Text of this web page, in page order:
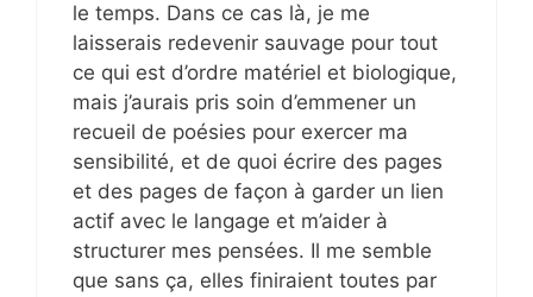
le temps. Dans ce cas là, je me
laisserais redevenir sauvage pour tout
ce qui est d’ordre matériel et biologique,
mais j’aurais pris soin d’emmener un
recueil de poésies pour exercer ma
sensibilité, et de quoi écrire des pages
et des pages de façon à garder un lien
actif avec le langage et m’aider à
structurer mes pensées. Il me semble
que sans ça, elles finiraient toutes par